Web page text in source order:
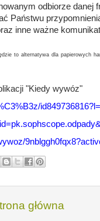
odbiorze danej
Państwu
inne ważne
to alternatywa dla papierowych
"Kiedy wywóz"
główna